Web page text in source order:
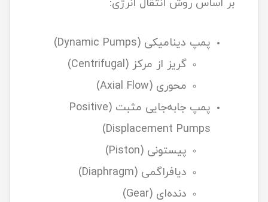
بر اساس روش انتقال انرژی:
پمپ دینامیکی (Dynamic Pumps)
گریز از مرکز (Centrifugal)
محوری (Axial Flow)
پمپ جابه‌جایی مثبت (Positive
Displacement Pumps)
پیستونی (Piston)
دیافراگمی (Diaphragm)
دنده‌ای (Gear)